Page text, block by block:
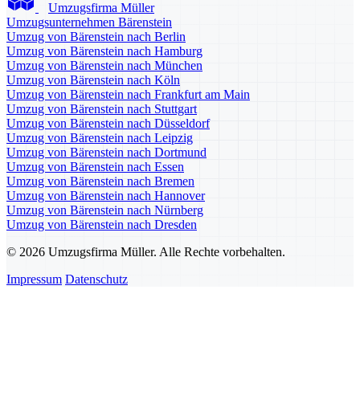
Umzugsfirma Müller
Umzugsunternehmen Bärenstein
Umzug von Bärenstein nach Berlin
Umzug von Bärenstein nach Hamburg
Umzug von Bärenstein nach München
Umzug von Bärenstein nach Köln
Umzug von Bärenstein nach Frankfurt am Main
Umzug von Bärenstein nach Stuttgart
Umzug von Bärenstein nach Düsseldorf
Umzug von Bärenstein nach Leipzig
Umzug von Bärenstein nach Dortmund
Umzug von Bärenstein nach Essen
Umzug von Bärenstein nach Bremen
Umzug von Bärenstein nach Hannover
Umzug von Bärenstein nach Nürnberg
Umzug von Bärenstein nach Dresden
© 2026 Umzugsfirma Müller. Alle Rechte vorbehalten.
Impressum Datenschutz